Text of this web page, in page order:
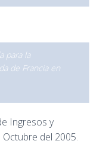
para la
de Francia en
Ingresos y
del 2005.